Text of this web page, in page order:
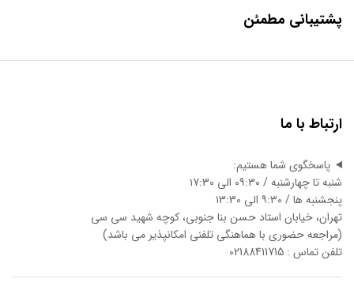
پشتیبانی مطمئن
ارتباط با ما
پاسخگوی شما هستیم:
شنبه تا چهارشنبه / ۰۹:۳۰ الی ۱7:3۰
پنجشنبه ها / ۹:۳۰ الی ۱3:3۰
تهران، خیابان استاد حسن بنا جنوبی، کوچه شهید سی سی
(مراجعه حضوری با هماهنگی تلفنی امکانپذیر می باشد)
تلفن تماس : 02188411715